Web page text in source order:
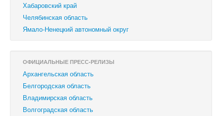
Хабаровский край
Челябинская область
Ямало-Ненецкий автономный округ
ОФИЦИАЛЬНЫЕ ПРЕСС-РЕЛИЗЫ
Архангельская область
Белгородская область
Владимирская область
Волгоградская область